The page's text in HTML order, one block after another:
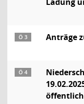
Ö 3 Anträge
Ö 4